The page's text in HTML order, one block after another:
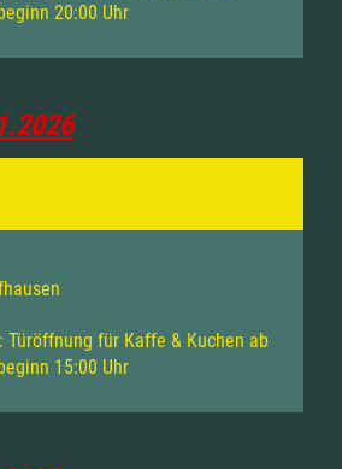
20:00 Uhr
Türöffnung für Kaffe & Kuchen ab
15:00 Uhr